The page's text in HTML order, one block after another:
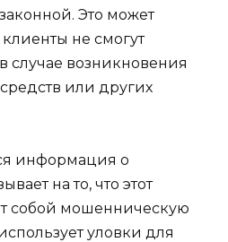
Это может
не смогут
случае возникновения
или других
информация о
на то, что этот
собой мошенническую
уловки для